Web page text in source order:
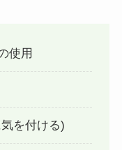
使用
を付ける)